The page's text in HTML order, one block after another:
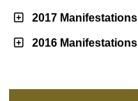
2017 Manifestations
2016 Manifestations